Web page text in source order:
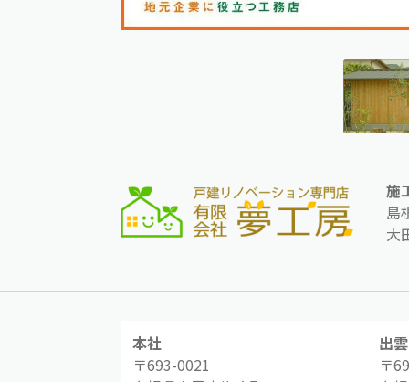
施
島
大
本社
〒693-0021
出
〒